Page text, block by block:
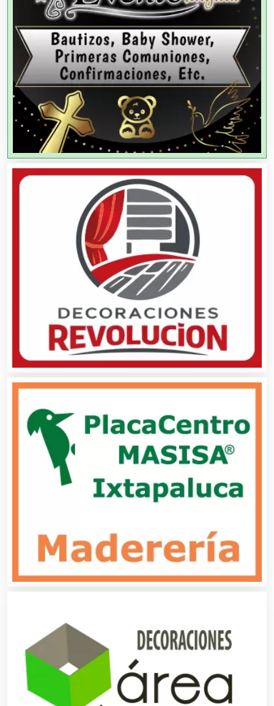
Agricultores
Agricultura y Ganadería
Agua Purificada
Aire Acondicionado
Albercas
Alimentos
Almacenaje
Alquiler de Autos
Alquiler de Sillas y Mesas
Alquiler de Trajes de Etiqueta
Aluminio
Análisis Clínicos
Análisis de Aguas